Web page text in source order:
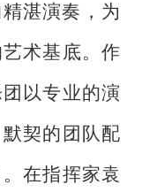
湛演奏，为
术基底。作
以专业的演
契的团队配
在指挥家袁